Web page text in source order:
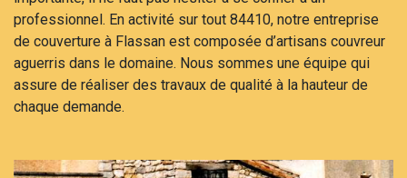
professionnel. En activité sur tout 84410, notre entreprise
de couverture à Flassan est composée d’artisans couvreur
aguerris dans le domaine. Nous sommes une équipe qui
assure de réaliser des travaux de qualité à la hauteur de
chaque demande.